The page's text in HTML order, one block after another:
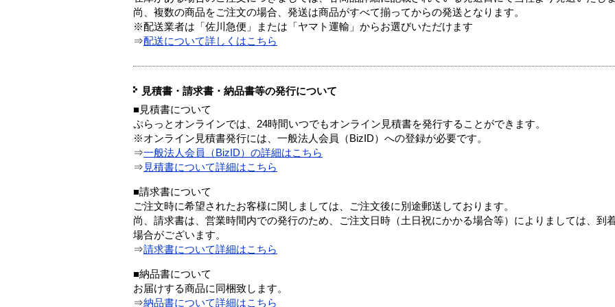
尚、複数の商品をご注文の場合、発送は商品がすべて揃ってからの発送となります。
※配送業者は「佐川急便」または「ヤマト運輸」からお選びいただけます
⇒配送について詳しくはこちら
見積書・請求書・納品書等の発行について
■見積書について
ぷらっとオンラインでは、24時間いつでもオンライン見積書を発行することができます。
※オンライン見積書発行には、一般法人会員（BizID）への登録が必要です。
⇒一般法人会員（BizID）の詳細はこちら
⇒ 見積書について詳細はこちら
■請求書について
ご注文時に希望されたお客様に関しましては、ご注文後に別途郵送しております。
尚、請求書は、営業時間内での発行のため、ご注文日時（土日祝にかかる場合等）によりましては、到
場合がございます。
⇒請求書について詳細はこちら
■納品書について
お届けする商品に同梱致します。
⇒納品書について詳細はこちら